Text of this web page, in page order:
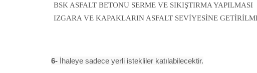
BSK ASFALT BETONU SERME VE SIKIŞTIRMA YAPILMASI
IZGARA VE KAPAKLARIN ASFALT SEVİYESİNE
6- İhaleye sadece yerli istekliler katılabilecektir.